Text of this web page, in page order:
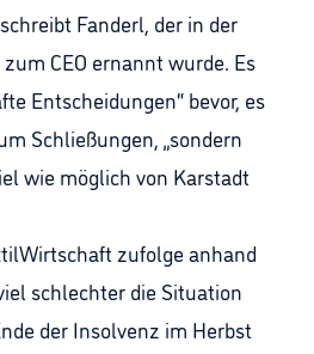
Fanderl, der in der
CEO ernannt wurde. Es
Entscheidungen“ bevor, es
Schließungen, „sondern
wie möglich von Karstadt
zufolge anhand
schlechter die Situation
der Insolvenz im Herbst